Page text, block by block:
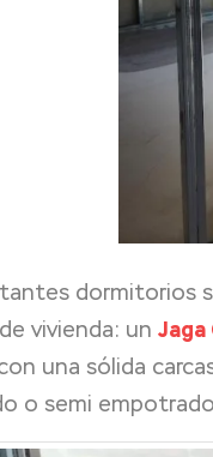
dormitorios
vivienda: un Jaga
una sólida
o semi